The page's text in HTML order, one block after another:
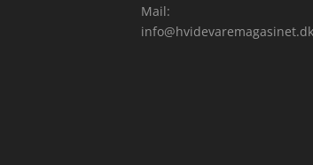
Mail:
info@hvidevaremagasinet.dk